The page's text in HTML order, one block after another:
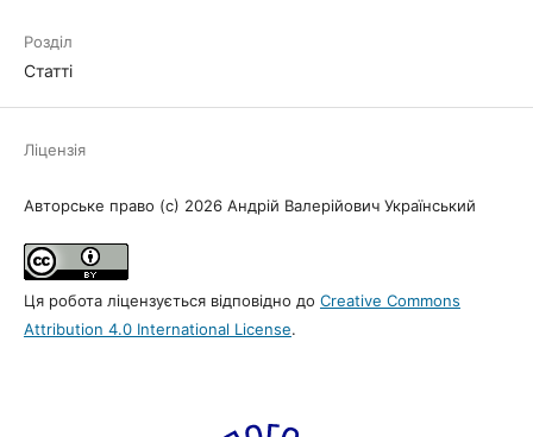
Розділ
Статті
Ліцензія
Авторське право (c) 2026 Андрій Валерійович Український
Ця робота ліцензується відповідно до Creative Commons
Attribution 4.0 International License.